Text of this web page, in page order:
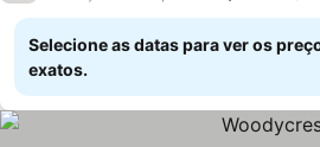
Selecione as datas para ver os
exatos.